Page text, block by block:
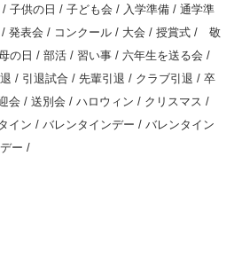
子供の日 / 子ども会 / 入学準備 / 通学準
発表会 / コンクール / 大会 / 授賞式 / 敬
の日 / 部活 / 習い事 / 六年生を送る会 /
/ 引退試合 / 先輩引退 / クラブ引退 / 卒
会 / 送別会 / ハロウィン / クリスマス /
イン / バレンタインデー / バレンタイン
ー /